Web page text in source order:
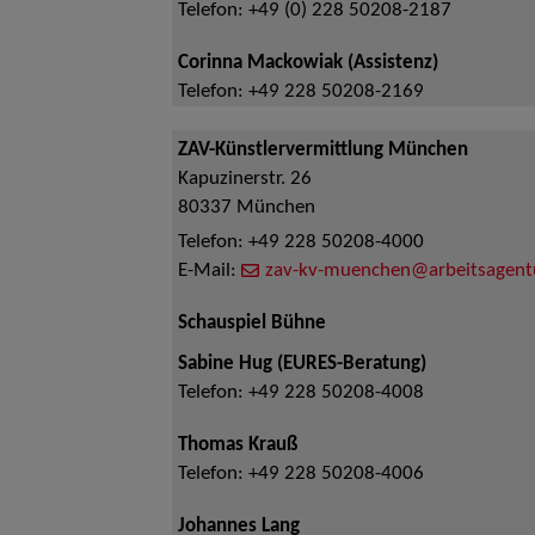
Telefon: +49 (0) 228 50208-2187
Corinna Mackowiak (Assistenz)
Telefon: +49 228 50208-2169
ZAV-Künstlervermittlung München
Kapuzinerstr. 26
80337 München
Telefon: +49 228 50208-4000
E-Mail:
zav-kv-
Schauspiel Bühne
Sabine Hug (EURES-Beratung)
Telefon: +49 228 50208-4008
Thomas Krauß
Telefon: +49 228 50208-4006
Johannes Lang